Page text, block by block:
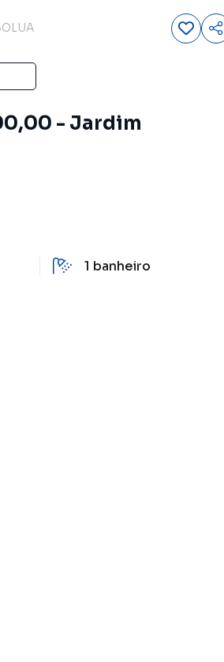
- Jardim
1 banheiro